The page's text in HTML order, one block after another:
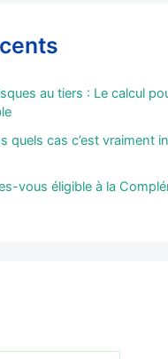
au tiers : Le calcul
quels cas c’est vraiment
vous éligible à la